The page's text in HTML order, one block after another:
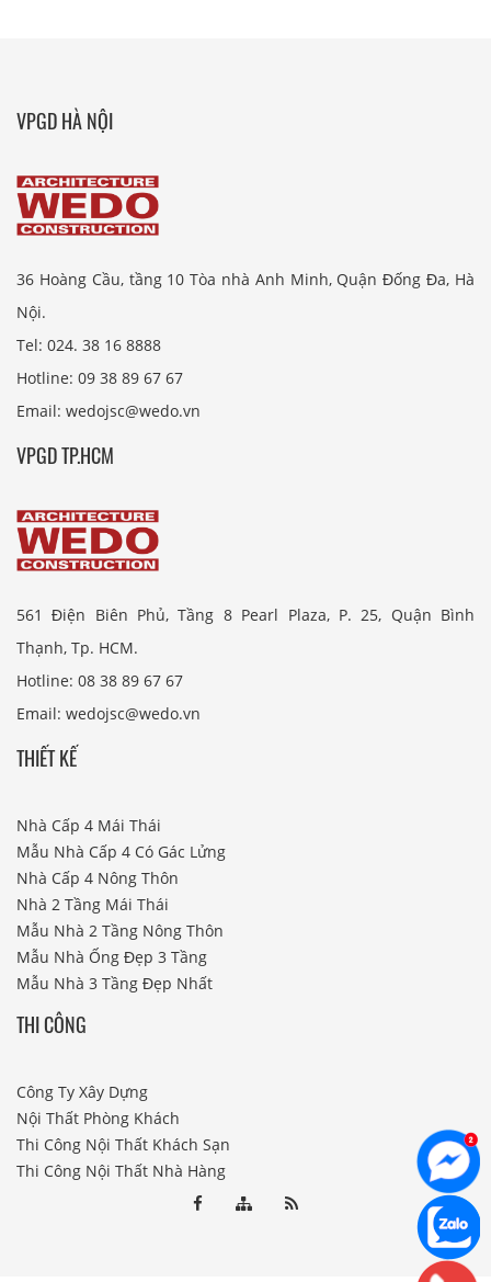
VPGD HÀ NỘI
36 Hoàng Cầu, tầng 10 Tòa nhà Anh Minh, Quận Đống Đa, Hà
Nội.
Tel: 024. 38 16 8888
Hotline: 09 38 89 67 67
Email: wedojsc@wedo.vn
VPGD TP.HCM
561 Điện Biên Phủ, Tầng 8 Pearl Plaza, P. 25, Quận Bình
Thạnh, Tp. HCM.
Hotline: 08 38 89 67 67
Email: wedojsc@wedo.vn
THIẾT KẾ
Nhà Cấp 4 Mái Thái
Mẫu Nhà Cấp 4 Có Gác Lửng
Nhà Cấp 4 Nông Thôn
Nhà 2 Tầng Mái Thái
Mẫu Nhà 2 Tầng Nông Thôn
Mẫu Nhà Ống Đẹp 3 Tầng
Mẫu Nhà 3 Tầng Đẹp Nhất
THI CÔNG
Công Ty Xây Dựng
Nội Thất Phòng Khách
Thi Công Nội Thất Khách Sạn
Thi Công Nội Thất Nhà Hàng